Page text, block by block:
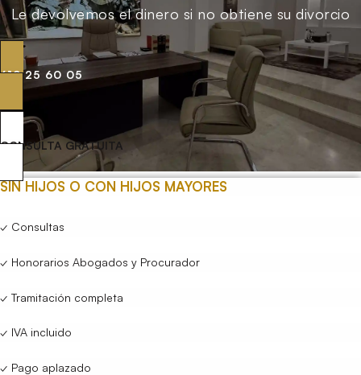
Le devolvemos el dinero si no obtiene su divorcio
619 25 60 05
CONSULTA GRATUITA
SIN HIJOS O CON HIJOS MAYORES
✓ Consultas
✓ Honorarios Abogados y Procurador
✓ Tramitación completa
✓ IVA incluido
✓ Pago aplazado